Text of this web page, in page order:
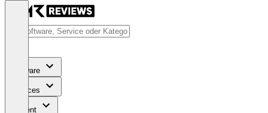
Software
Services
Content